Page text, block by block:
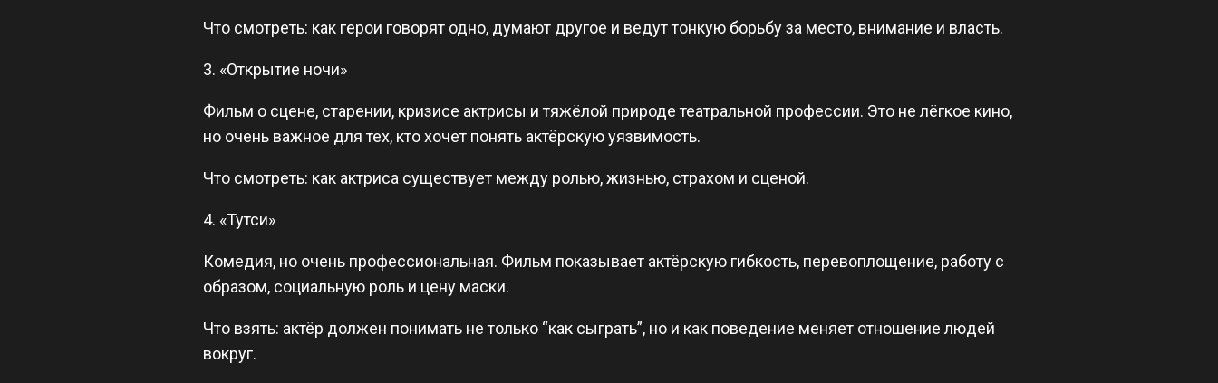
Что смотреть: как герои говорят одно, думают другое и ведут тонкую борьбу за место, внимание и власть.
3. «Открытие ночи»
Фильм о сцене, старении, кризисе актрисы и тяжёлой природе театральной профессии. Это не лёгкое кино,
но очень важное для тех, кто хочет понять актёрскую уязвимость.
Что смотреть: как актриса существует между ролью, жизнью, страхом и сценой.
4. «Тутси»
Комедия, но очень профессиональная. Фильм показывает актёрскую гибкость, перевоплощение, работу с
образом, социальную роль и цену маски.
Что взять: актёр должен понимать не только “как сыграть”, но и как поведение меняет отношение людей
вокруг.